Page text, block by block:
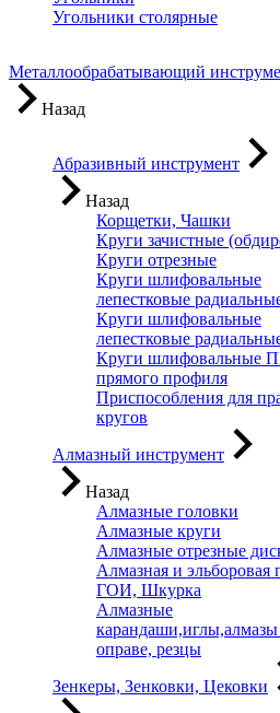
Угольники столярные
Металлообрабатывающий
Назад
Абразивный инструмент
Назад
Корщетки, Чашки
Круги зачистные
Круги отрезные
Круги шлифовальные
лепестковые
Круги шлифовальные
лепестковые
Круги шлифовальные
прямого профиля
Приспособления для
кругов
Алмазный инструмент
Назад
Алмазные головки
Алмазные круги
Алмазные отрезные
Алмазная и эльборовая
ГОИ, Шкурка
Алмазные
карандаши,иглы,алмазы
оправе, резцы
Зенкеры, Зенковки, Цековки